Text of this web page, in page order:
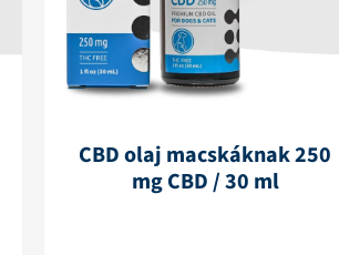
CBD olaj macskáknak 250
mg CBD / 30 ml